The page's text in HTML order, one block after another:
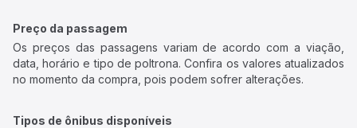
Preço da passagem
Os preços das passagens variam de acordo com a viação,
data, horário e tipo de poltrona. Confira os valores atualizados
no momento da compra, pois podem sofrer alterações.
Tipos de ônibus disponíveis